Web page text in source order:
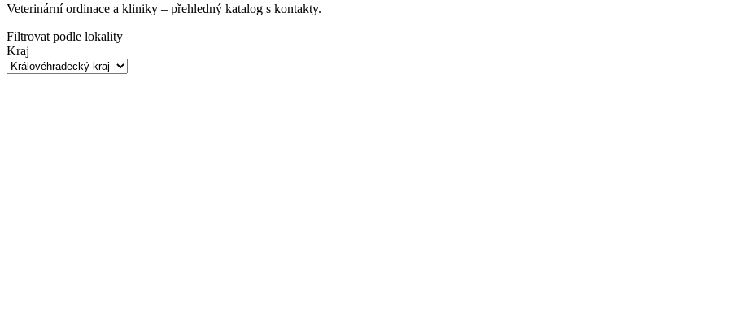
Veterinární ordinace a kliniky – přehledný katalog s kontakty.
Filtrovat podle lokality
Kraj